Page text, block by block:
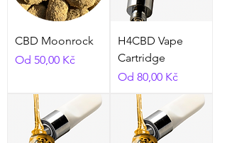
CBD Moonrock
Od 50,00 Kč
Zvýhodněná cena
H4CBD Vape
Cartridge
Od 80,00 Kč
Zvýhodněná cena